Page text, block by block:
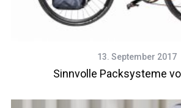
13. September 2017
Sinnvolle Packsysteme